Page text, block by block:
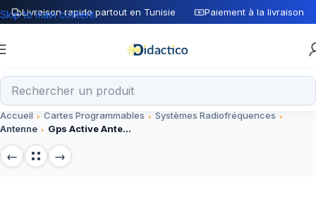
Livraison rapide partout en Tunisie Paiement à la livraison
Skip to main content
Accueil Cartes Programmables
Systèmes Radiofréquences
Antenne
Gps Active Antenne 3M